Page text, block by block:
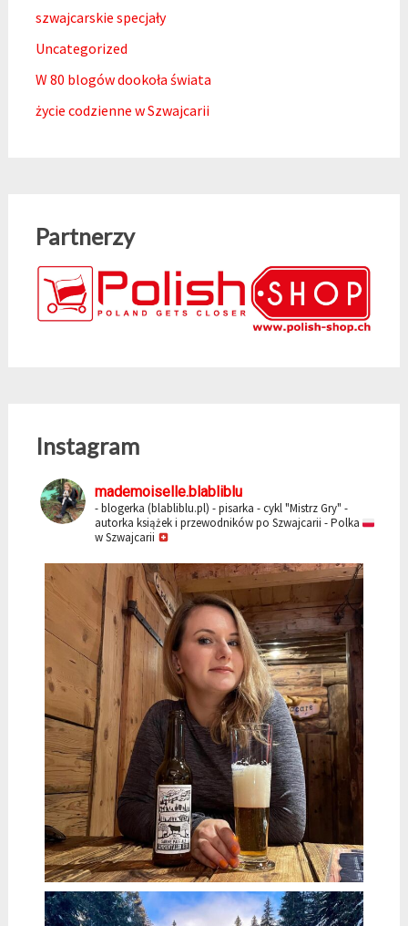
szwajcarskie specjały
Uncategorized
W 80 blogów dookoła świata
życie codzienne w Szwajcarii
Partnerzy
Instagram
mademoiselle.blabliblu
- blogerka (blabliblu.pl) - pisarka - cykl "Mistrz Gry" -
autorka książek i przewodników po Szwajcarii - Polka
w Szwajcarii